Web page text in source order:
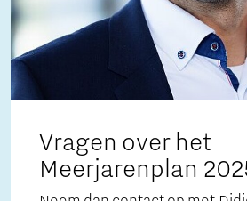
Vragen over het
Meerjarenplan